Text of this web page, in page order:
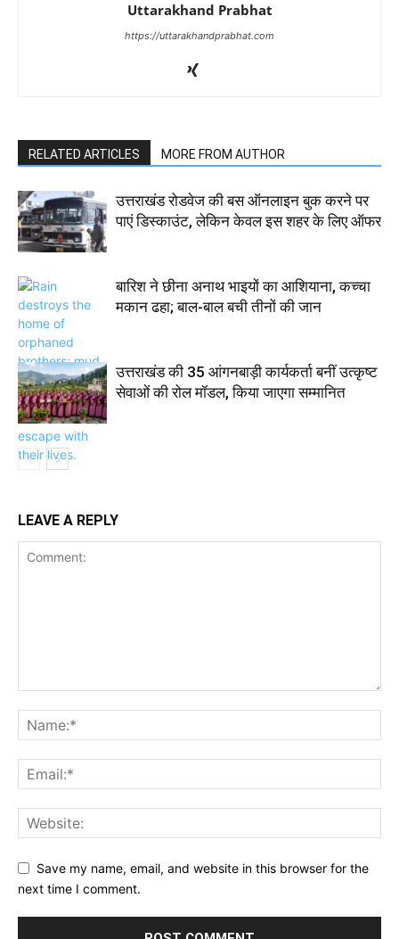
Uttarakhand Prabhat
https://uttarakhandprabhat.com
RELATED ARTICLES MORE FROM AUTHOR
उत्तराखंड रोडवेज की बस ऑनलाइन बुक करने पर
पाएं डिस्काउंट, लेकिन केवल इस शहर के लिए ऑफर
बारिश ने छीना अनाथ भाइयों का आशियाना, कच्चा
मकान ढहा; बाल-बाल बची तीनों की जान
उत्तराखंड की 35 आंगनबाड़ी कार्यकर्ता बनीं उत्कृष्ट
सेवाओं की रोल मॉडल, किया जाएगा सम्मानित
LEAVE A REPLY
Save my name, email, and website in this browser for the
next time I comment.